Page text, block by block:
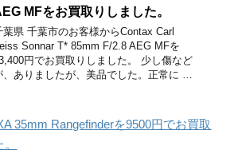
MFをお買取りしました。
葉県 千葉市のお客様からContax Carl
Sonnar T* 85mm F/2.8 AEG MFを
円でお買取りしました。 少し傷など
、ありましたが、美品でした。正常に …
35mm Rangefinderを9500円でお買取